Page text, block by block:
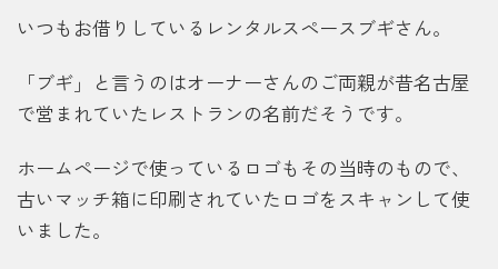
いつもお借りしているレンタルスペースブギさん。
「ブギ」と言うのはオーナーさんのご両親が昔名古屋
で営まれていたレストランの名前だそうです。
ホームページで使っているロゴもその当時のもので、
古いマッチ箱に印刷されていたロゴをスキャンして使
いました。